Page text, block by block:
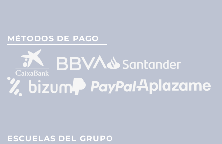
MÉTODOS DE PAGO
ESCUELAS DEL GRUPO